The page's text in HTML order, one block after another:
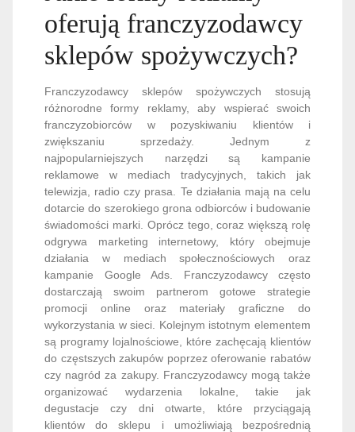
oferują franczyzodawcy
sklepów spożywczych?
Franczyzodawcy sklepów spożywczych stosują
różnorodne formy reklamy, aby wspierać swoich
franczyzobiorców w pozyskiwaniu klientów i
zwiększaniu sprzedaży. Jednym z
najpopularniejszych narzędzi są kampanie
reklamowe w mediach tradycyjnych, takich jak
telewizja, radio czy prasa. Te działania mają na celu
dotarcie do szerokiego grona odbiorców i budowanie
świadomości marki. Oprócz tego, coraz większą rolę
odgrywa marketing internetowy, który obejmuje
działania w mediach społecznościowych oraz
kampanie Google Ads. Franczyzodawcy często
dostarczają swoim partnerom gotowe strategie
promocji online oraz materiały graficzne do
wykorzystania w sieci. Kolejnym istotnym elementem
są programy lojalnościowe, które zachęcają klientów
do częstszych zakupów poprzez oferowanie rabatów
czy nagród za zakupy. Franczyzodawcy mogą także
organizować wydarzenia lokalne, takie jak
degustacje czy dni otwarte, które przyciągają
klientów do sklepu i umożliwiają bezpośrednią